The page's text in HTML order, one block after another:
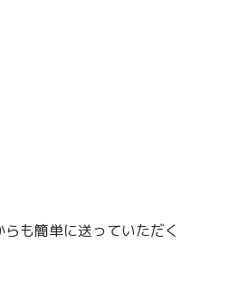
も簡単に送っていただく